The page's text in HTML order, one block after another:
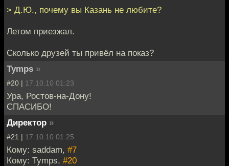
> Д.Ю., почему вы Казань не любите?
Летом приезжал.
Сколько друзей ты привёл на показ?
Tymps »
#20 | 17.10.10 01:23
Ура, Ростов-на-Дону!
СПАСИБО!
Директор »
#21 | 17.10.10 01:25
Кому: saddam, #7
Кому: Tymps, #20